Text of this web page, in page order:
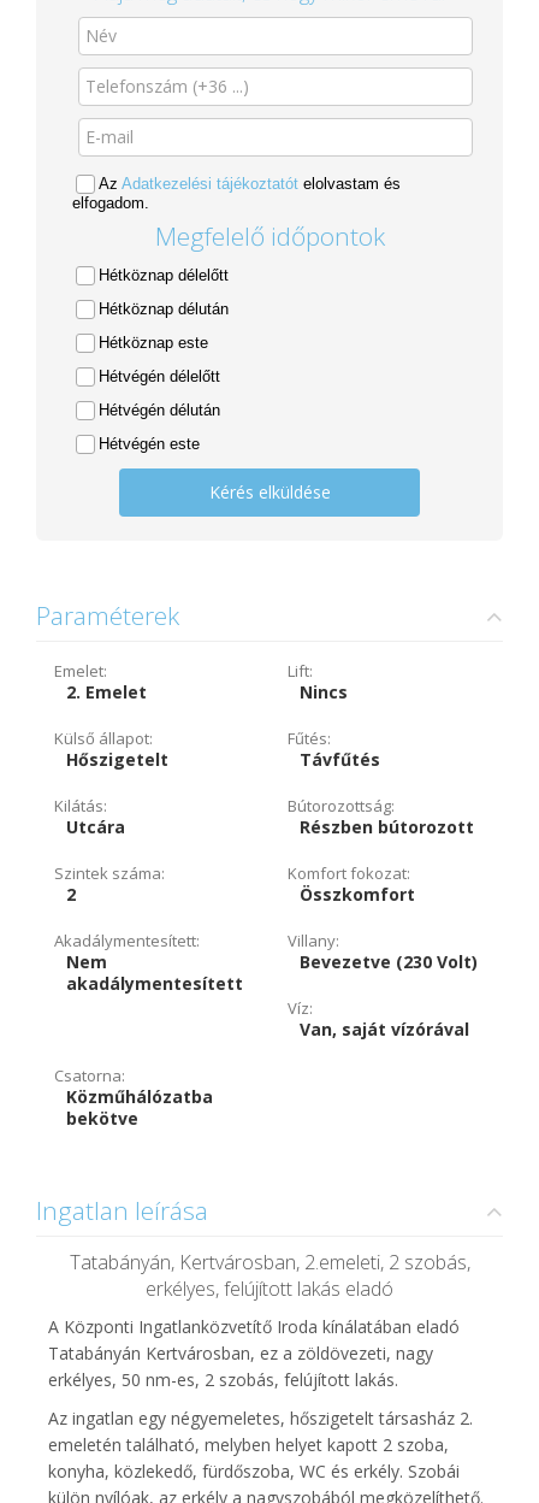
Az Adatkezelési tájékoztatót elolvastam és
elfogadom.
Megfelelő időpontok
Hétköznap délelőtt
Hétköznap délután
Hétköznap este
Hétvégén délelőtt
Hétvégén délután
Hétvégén este
Kérés elküldése
Paraméterek
Emelet:
2. Emelet
Lift:
Nincs
Külső állapot:
Hőszigetelt
Fűtés:
Távfűtés
Kilátás:
Utcára
Bútorozottság:
Részben bútorozott
Szintek száma:
2
Komfort fokozat:
Összkomfort
Akadálymentesített:
Nem
akadálymentesített
Villany:
Bevezetve (230 Volt)
Víz:
Van, saját vízórával
Csatorna:
Közműhálózatba
bekötve
Ingatlan leírása
Tatabányán, Kertvárosban, 2.emeleti, 2 szobás,
erkélyes, felújított lakás eladó
A Központi Ingatlanközvetítő Iroda kínálatában eladó
Tatabányán Kertvárosban, ez a zöldövezeti, nagy
erkélyes, 50 nm-es, 2 szobás, felújított lakás.
Az ingatlan egy négyemeletes, hőszigetelt társasház 2.
emeletén található, melyben helyet kapott 2 szoba,
konyha, közlekedő, fürdőszoba, WC és erkély. Szobái
külön nyílóak, az erkély a nagyszobából megközelíthető.